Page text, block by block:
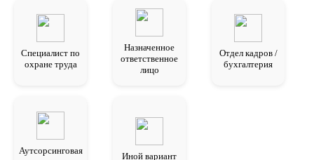
Специалист по
охране труда
Назначенное
ответственное
лицо
Отдел кадров /
бухгалтерия
Аутсорсинговая
Иной вариант